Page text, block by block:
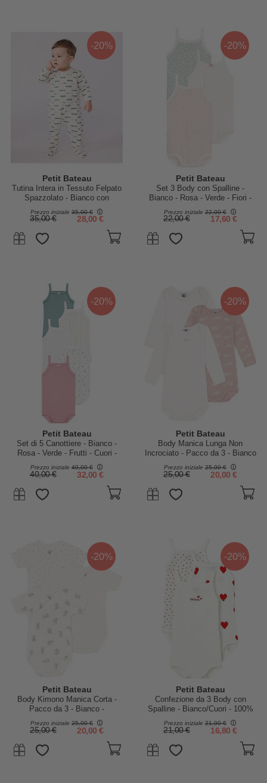
-20%
Petit Bateau
Tutina Intera in Tessuto Felpato
Spazzolato - Bianco con
Coccodrilli - Aperto sulla
Schiena - 100% Cotone
Prezzo iniziale 35,00 €
35,00 € 28,00 €
-20%
Petit Bateau
Set 3 Body con Spalline -
Bianco - Rosa - Verde - Fiori -
Prezzo iniziale 22,00 €
22,00 € 17,60 €
-20%
Petit Bateau
Set di 5 Canottiere - Bianco -
Rosa - Verde - Frutti - Cuori -
Prezzo iniziale 40,00 €
40,00 € 32,00 €
-20%
Petit Bateau
Body Manica Lunga Non
Incrociato - Pacco da 3 - Bianco
e Rosa - Balene - 100% Cotone
Prezzo iniziale 25,00 €
25,00 € 20,00 €
-20%
Petit Bateau
Body Kimono Manica Corta -
Pacco da 3 - Bianco -
Stelle/Conigli - 100% Cotone
Prezzo iniziale 25,00 €
25,00 € 20,00 €
-20%
Petit Bateau
Confezione da 3 Body con
Spalline - Bianco/Cuori - 100%
Prezzo iniziale 21,00 €
21,00 € 16,80 €